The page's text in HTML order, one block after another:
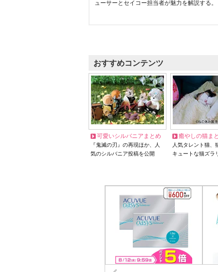
ューサーとセイコー担当者が魅力を解説する。
おすすめコンテンツ
可愛いシルバニアまとめ
『鬼滅の刃』の再現ほか、人
気のシルバニア投稿を公開
癒やしの猫ま
人気タレント猫
キュートな猫ズラ